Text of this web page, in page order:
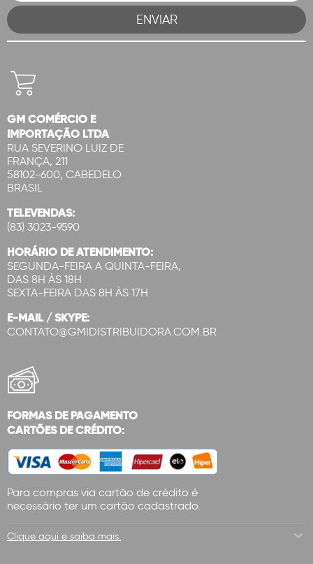
GM COMÉRCIO E
IMPORTAÇÃO LTDA
RUA SEVERINO LUIZ DE
FRANÇA, 211
58102-600, CABEDELO
BRASIL
TELEVENDAS:
(83) 3023-9590
HORÁRIO DE ATENDIMENTO:
SEGUNDA-FEIRA A QUINTA-FEIRA,
DAS 8H ÀS 18H
SEXTA-FEIRA DAS 8H ÀS 17H
E-MAIL / SKYPE:
CONTATO@GMIDISTRIBUIDORA.COM.BR
FORMAS DE PAGAMENTO
CARTÕES DE CRÉDITO:
Para compras via cartão de crédito é
necessário ter um cartão cadastrado.
Clique aqui e saiba mais.